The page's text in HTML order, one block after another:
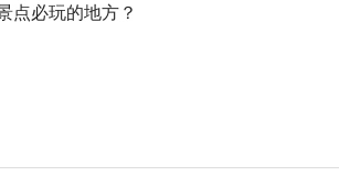
点必玩的地方？